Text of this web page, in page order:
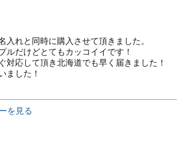
入れと同時に購入させて頂きました。
ルだけどとてもカッコイイです！
対応して頂き北海道でも早く届きました！
ました！
を見る